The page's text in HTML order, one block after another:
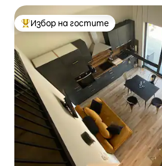
Най-популярен избор на гостите
Избор на гостите